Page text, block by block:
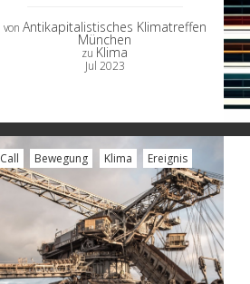
von Antikapitalistisches Klimatreffen
München
zu Klima
Jul 2023
Call Bewegung Klima Ereignis